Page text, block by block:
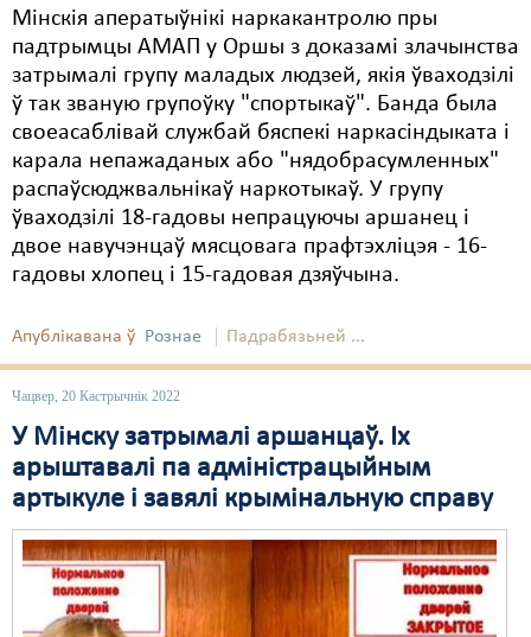
Мінскія аператыўнікі наркакантролю пры
падтрымцы АМАП у Оршы з доказамі злачынства
затрымалі групу маладых людзей, якія ўваходзілі
ў так званую групоўку "спортыкаў". Банда была
своеасаблівай службай бяспекі наркасіндыката і
карала непажаданых або "нядобрасумленных"
распаўсюджвальнікаў наркотыкаў. У групу
ўваходзілі 18-гадовы непрацуючы аршанец і
двое навучэнцаў мясцовага прафтэхліцэя - 16-
гадовы хлопец і 15-гадовая дзяўчына.
Апублікавана ў Рознае Падрабязьней ...
Чацвер, 20 Кастрычнік 2022
У Мінску затрымалі аршанцаў. Іх
арыштавалі па адміністрацыйным
артыкуле і завялі крымінальную справу
Мігранты
Мірныя сходы
Палітвязьні
Праваабаронцы
Правы дзіцяці
Пэнітэнцыярная сыстэма
Рознае
Свабода слова
Свабода сумленьня
Суд
Сьмяротнае пакараньне
Экалёгія
Правы працоўных